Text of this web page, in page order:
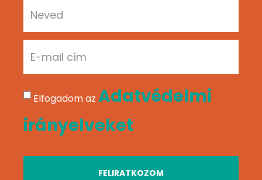
Elfogadom az Adatvédelmi
irányelveket
FELIRATKOZOM